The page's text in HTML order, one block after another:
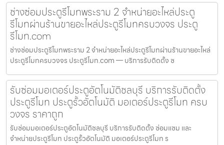
ช่างซ่อมประตูรีโมทพระราม 2 จำหน่ายอะไหล่ประตู
รีโมทผ่านร้านขายอะไหล่ประตูรีโมทครบวงจร ประตู
รีโมท.com
ช่างซ่อมประตูรีโมทพระราม 2 จำหน่ายอะไหล่ประตูรีโมทผ่านร้านขายอะไหล่
ประตูรีโมทครบวงจร ประตูรีโมท.com — บริการรับติดตั้ง ซ
รับซ่อมมอเตอร์ประตูอัตโนมัติชลบุรี บริการรับติดตั้ง
ประตูรีโมท ประตูรั้วอัตโนมัติ มอเตอร์ประตูรีโมท ครบ
วงจร ราคาถูก
รับซ่อมมอเตอร์ประตูอัตโนมัติชลบุรี บริการรับติดตั้ง ซ่อมแซม และ
จำหน่ายประตูรีโมท ประตูรั้วอัตโนมัติ มอเตอร์ประตูรีโมท ร